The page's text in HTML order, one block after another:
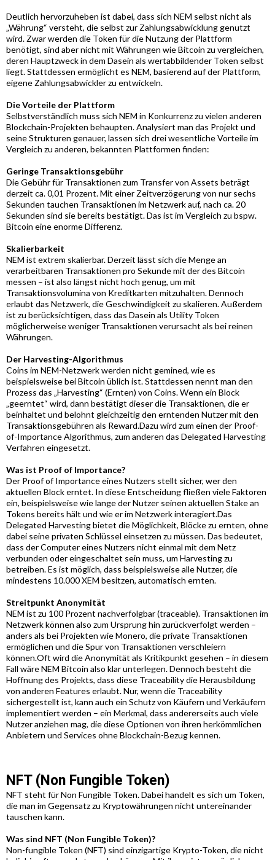
Deutlich hervorzuheben ist dabei, dass sich NEM selbst nicht als
„Währung“ versteht, die selbst zur Zahlungsabwicklung genutzt
wird. Zwar werden die Token für die Nutzung der Plattform
benötigt, sind aber nicht mit Währungen wie Bitcoin zu vergleichen,
deren Hauptzweck in dem Dasein als wertabbildender Token selbst
liegt. Stattdessen ermöglicht es NEM, basierend auf der Plattform,
eigene Zahlungsabwickler zu entwickeln.
Die Vorteile der Plattform
Selbstverständlich muss sich NEM in Konkurrenz zu vielen anderen
Blockchain-Projekten behaupten. Analysiert man das Projekt und
seine Strukturen genauer, lassen sich drei wesentliche Vorteile im
Vergleich zu anderen, bekannten Plattformen finden:
Geringe Transaktionsgebühr
Die Gebühr für Transaktionen zum Transfer von Assets beträgt
derzeit ca. 0,01 Prozent. Mit einer Zeitverzögerung von nur sechs
Sekunden tauchen Transaktionen im Netzwerk auf, nach ca. 20
Sekunden sind sie bereits bestätigt. Das ist im Vergleich zu bspw.
Bitcoin eine enorme Differenz.
Skalierbarkeit
NEM ist extrem skalierbar. Derzeit lässt sich die Menge an
verarbeitbaren Transaktionen pro Sekunde mit der des Bitcoin
messen – ist also längst nicht hoch genug, um mit
Transaktionsvolumina von Kreditkarten mitzuhalten. Dennoch
erlaubt das Netzwerk, die Geschwindigkeit zu skalieren. Außerdem
ist zu berücksichtigen, dass das Dasein als Utility Token
möglicherweise weniger Transaktionen verursacht als bei reinen
Währungen.
Der Harvesting-Algorithmus
Coins im NEM-Netzwerk werden nicht gemined, wie es
beispielsweise bei Bitcoin üblich ist. Stattdessen nennt man den
Prozess das „Harvesting“ (Ernten) von Coins. Wenn ein Block
„geerntet“ wird, dann bestätigt dieser die Transaktionen, die er
beinhaltet und belohnt gleichzeitig den erntenden Nutzer mit den
Transaktionsgebühren als Reward.Dazu wird zum einen der Proof-
of-Importance Algorithmus, zum anderen das Delegated Harvesting
Verfahren eingesetzt.
Was ist Proof of Importance?
Der Proof of Importance eines Nutzers stellt sicher, wer den
aktuellen Block erntet. In diese Entscheidung fließen viele Faktoren
ein, beispielsweise wie lange der Nutzer seinen aktuellen Stake an
Tokens bereits hält und wie er im Netzwerk interagiert.Das
Delegated Harvesting bietet die Möglichkeit, Blöcke zu ernten, ohne
dabei seine privaten Schlüssel einsetzen zu müssen. Das bedeutet,
dass der Computer eines Nutzers nicht einmal mit dem Netz
verbunden oder eingeschaltet sein muss, um Harvesting zu
betreiben. Es ist möglich, dass beispielsweise alle Nutzer, die
mindestens 10.000 XEM besitzen, automatisch ernten.
Streitpunkt Anonymität
NEM ist zu 100 Prozent nachverfolgbar (traceable). Transaktionen im
Netzwerk können also zum Ursprung hin zurückverfolgt werden –
anders als bei Projekten wie Monero, die private Transaktionen
ermöglichen und die Spur von Transaktionen verschleiern
können.Oft wird die Anonymität als Kritikpunkt gesehen – in diesem
Fall wäre NEM Bitcoin also klar unterlegen. Dennoch besteht die
Hoffnung des Projekts, dass diese Traceability die Herausbildung
von anderen Features erlaubt. Nur, wenn die Traceability
sichergestellt ist, kann auch ein Schutz von Käufern und Verkäufern
implementiert werden – ein Merkmal, dass andererseits auch viele
Nutzer anziehen mag, die diese Optionen von ihren herkömmlichen
Anbietern und Services ohne Blockchain-Bezug kennen.
NFT (Non Fungible Token)
NFT steht für Non Fungible Token. Dabei handelt es sich um Token,
die man im Gegensatz zu Kryptowährungen nicht untereinander
tauschen kann.
Was sind NFT (Non Fungible Token)?
Non-fungible Token (NFT) sind einzigartige Krypto-Token, die nicht